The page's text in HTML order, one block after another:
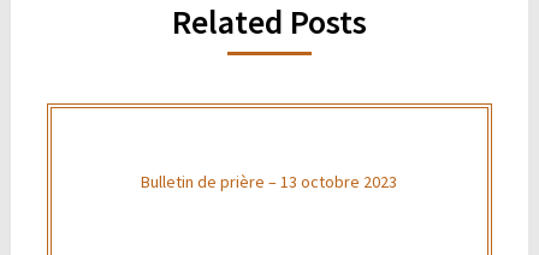
Related Posts
Bulletin de prière – 13 octobre 2023